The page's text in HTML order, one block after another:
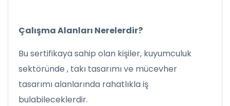
Çalışma Alanları Nerelerdir?
Bu sertifikaya sahip olan kişiler, kuyumculuk
sektöründe , takı tasarımı ve mücevher
tasarımı alanlarında rahatlıkla iş
bulabileceklerdir.